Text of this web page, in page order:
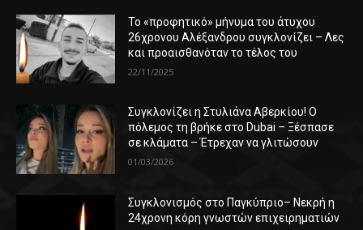
Το «προφητικό» μήνυμα του άτυχου
26χρονου Αλέξανδρου συγκλονίζει – Λες
και προαισθανόταν το τέλος του
22/11/2025
Συγκλονίζει η Στυλιάνα Αβερκίου! Ο
πόλεμος τη βρήκε στο Dubai – Ξέσπασε
σε κλάματα – Έτρεχαν να γλιτώσουν
01/03/2026
Συγκλονισμός στο Παγκύπριο– Νεκρή η
24χρονη κόρη γνωστών επιχειρηματιών